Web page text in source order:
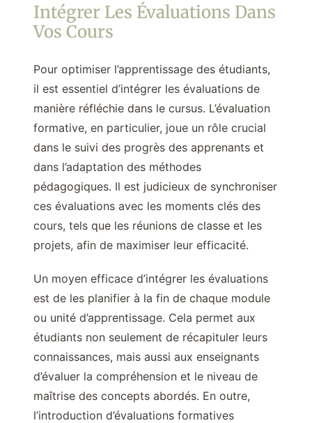
Intégrer Les Évaluations Dans
Vos Cours
Pour optimiser l’apprentissage des étudiants,
il est essentiel d’intégrer les évaluations de
manière réfléchie dans le cursus. L’évaluation
formative, en particulier, joue un rôle crucial
dans le suivi des progrès des apprenants et
dans l’adaptation des méthodes
pédagogiques. Il est judicieux de synchroniser
ces évaluations avec les moments clés des
cours, tels que les réunions de classe et les
projets, afin de maximiser leur efficacité.
Un moyen efficace d’intégrer les évaluations
est de les planifier à la fin de chaque module
ou unité d’apprentissage. Cela permet aux
étudiants non seulement de récapituler leurs
connaissances, mais aussi aux enseignants
d’évaluer la compréhension et le niveau de
maîtrise des concepts abordés. En outre,
l’introduction d’évaluations formatives